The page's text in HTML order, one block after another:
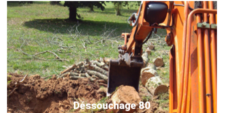
Déssouchage 80